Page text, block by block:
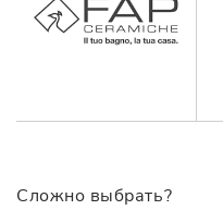
Сложно выбрать?